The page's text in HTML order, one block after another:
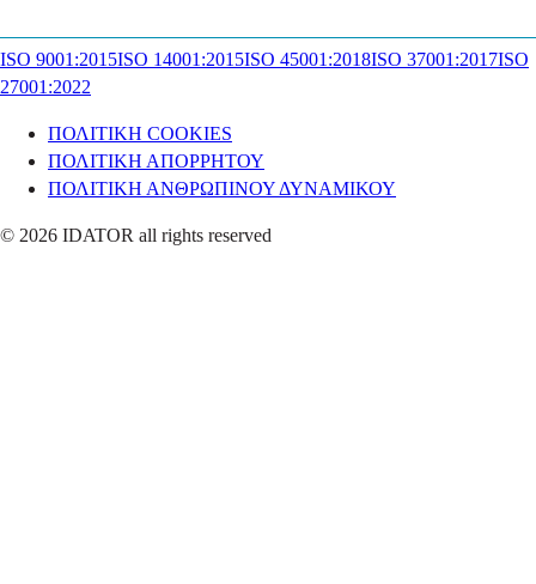
ISO 9001:2015ISO 14001:2015ISO 45001:2018ISO 37001:2017ISO
27001:2022
ΠΟΛΙΤΙΚΗ COOKIES
ΠΟΛΙΤΙΚΗ ΑΠΟΡΡΗΤΟΥ
ΠΟΛΙΤΙΚΗ ΑΝΘΡΩΠΙΝΟΥ ΔΥΝΑΜΙΚΟΥ
© 2026 IDATOR all rights reserved